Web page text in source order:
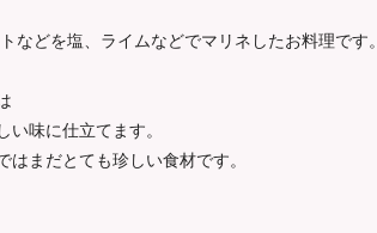
どを塩、ライムなどでマリネしたお料理です。
味に仕立てます。
まだとても珍しい食材です。